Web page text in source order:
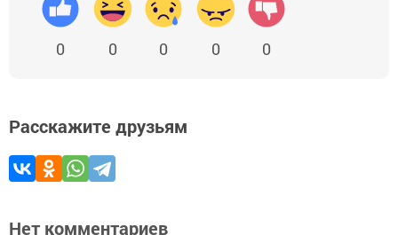
0 0 0 0 0
Расскажите друзьям
Нет комментариев